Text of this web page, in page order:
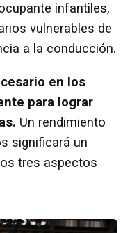
infantiles,
vulnerables de
a la conducción.
en los
para lograr
Un rendimiento
significará un
tres aspectos